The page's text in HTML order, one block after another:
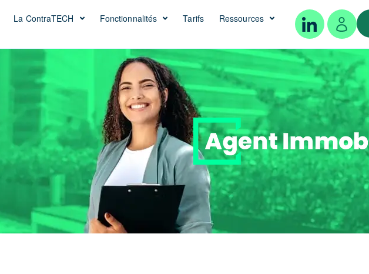
La ContraTECH Fonctionnalités Tarifs Ressources